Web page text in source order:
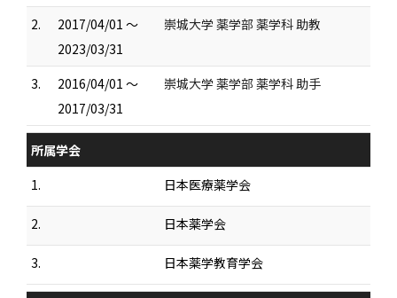
2.
2017/04/01 ～
2023/03/31
崇城大学 薬学部 薬学科 助教
3.
2016/04/01 ～
2017/03/31
崇城大学 薬学部 薬学科 助手
所属学会
1.
日本医療薬学会
2. 日本薬学会
3. 日本薬学教育学会